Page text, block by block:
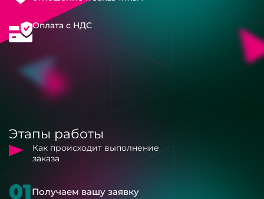
Оплата с НДС
Этапы работы
Как происходит выполнение
заказа
01Получаем вашу заявку